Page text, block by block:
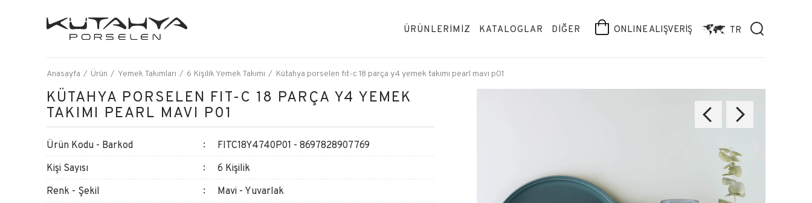
ÜRÜNLERİMİZ KATALOGLAR DİĞER ONLINE ALIŞVERİŞ TR
Anasayfa Ürün Yemek Takımları 6 Kişilik Yemek Takımı Kütahya porselen fıt-c 18 parça y4 yemek takımı pearl mavı p01
KÜTAHYA PORSELEN FIT-C 18 PARÇA Y4 YEMEK
TAKIMI PEARL MAVI P01
Ürün Kodu - Barkod
FITC18Y4740P01 - 8697828907769
Kişi Sayısı
6 Kişilik
Renk - Şekil
Mavi - Yuvarlak